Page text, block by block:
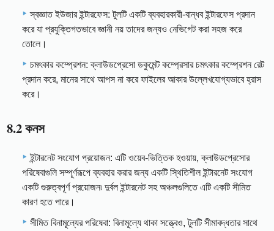
স্বজ্ঞাত ইউজার ইন্টারফেস: টুলটি একটি ব্যবহারকারী-বান্ধব ইন্টারফেস প্রদান
করে যা প্রযুক্তিগতভাবে জ্ঞানী নয় তাদের জন্যও নেভিগেট করা সহজ করে
তোলে।
চমৎকার কম্প্রেশন: ক্লাউডপ্রেসো ডকুমেন্ট কম্প্রেসার চমৎকার কম্প্রেশন রেট
প্রদান করে, মানের সাথে আপস না করে ফাইলের আকার উল্লেখযোগ্যভাবে হ্রাস
করে।
8.2 কনস
ইন্টারনেট সংযোগ প্রয়োজন: এটি ওয়েব-ভিত্তিক হওয়ায়, ক্লাউডপ্রেসোর
পরিষেবাগুলি সম্পূর্ণরূপে ব্যবহার করার জন্য একটি স্থিতিশীল ইন্টারনেট সংযোগ
একটি গুরুত্বপূর্ণ প্রয়োজন৷ দুর্বল ইন্টারনেট সহ অঞ্চলগুলিতে এটি একটি সীমিত
কারণ হতে পারে।
সীমিত বিনামূল্যের পরিষেবা: বিনামূল্যে থাকা সত্ত্বেও, টুলটি সীমাবদ্ধতার সাথে